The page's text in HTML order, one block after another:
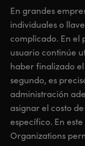
En grandes
individuales o
complicado. En el
usuario continúe
haber finalizado
segundo, es
administración
asignar el costo
específico. En
Organizations